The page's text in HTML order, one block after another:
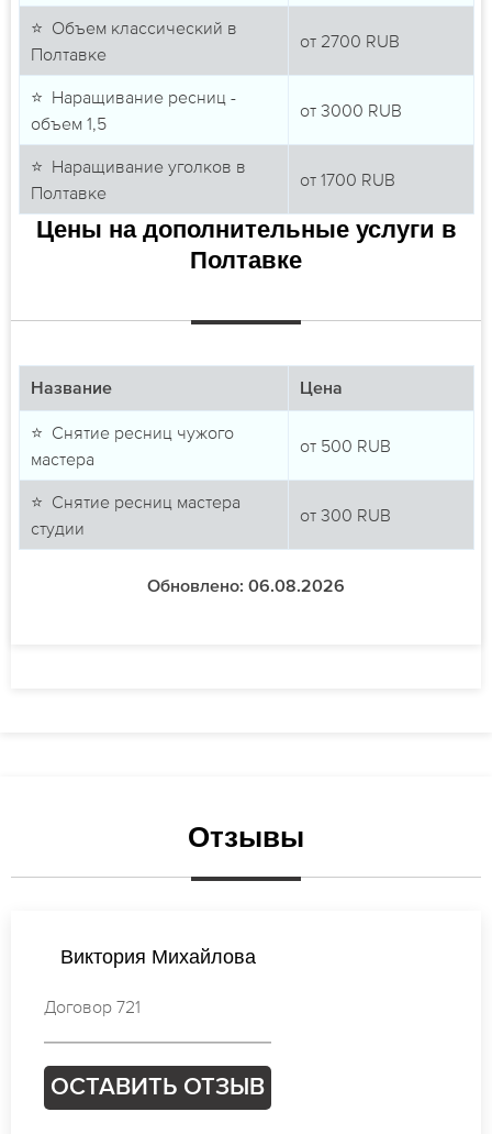
⭐ Объем классический в
Полтавке
от 2700 RUB
⭐ Наращивание ресниц -
объем 1,5
от 3000 RUB
⭐ Наращивание уголков в
Полтавке
от 1700 RUB
Цены на дополнительные услуги в
Полтавке
Название Цена
⭐ Снятие ресниц чужого
мастера
от 500 RUB
⭐ Снятие ресниц мастера
студии
от 300 RUB
Обновлено: 06.08.2026
Отзывы
Мария Новикова
Договор 350
ОСТАВИТЬ ОТЗЫВ